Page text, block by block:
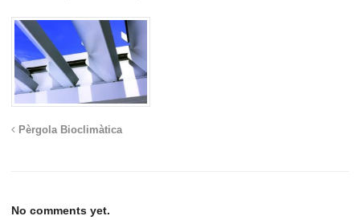
Pèrgola Bioclimàtica
No comments yet.